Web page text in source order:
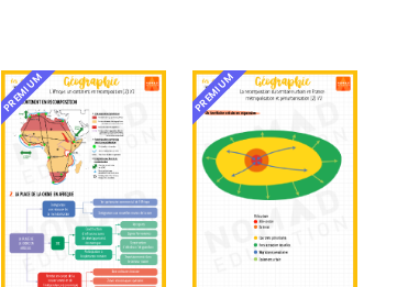
PREMIUM PREMIUM